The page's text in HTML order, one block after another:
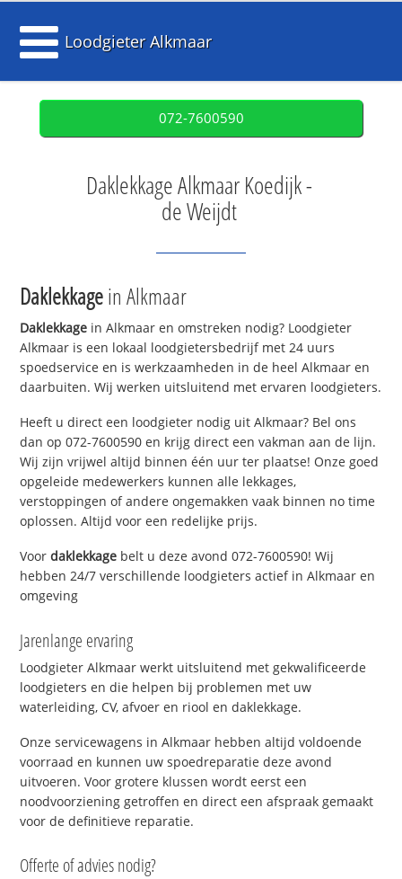
Loodgieter Alkmaar
072-7600590
Daklekkage Alkmaar Koedijk -
de Weijdt
Daklekkagein Alkmaar
Daklekkage in Alkmaar en omstreken nodig? Loodgieter
Alkmaar is een lokaal loodgietersbedrijf met 24 uurs
spoedservice en is werkzaamheden in de heel Alkmaar en
daarbuiten. Wij werken uitsluitend met ervaren loodgieters.
Heeft u direct een loodgieter nodig uit Alkmaar? Bel ons
dan op 072-7600590 en krijg direct een vakman aan de lijn.
Wij zijn vrijwel altijd binnen één uur ter plaatse! Onze goed
opgeleide medewerkers kunnen alle lekkages,
verstoppingen of andere ongemakken vaak binnen no time
oplossen. Altijd voor een redelijke prijs.
Voordaklekkage belt u deze avond 072-7600590! Wij
hebben 24/7 verschillende loodgieters actief in Alkmaar en
omgeving
Jarenlange ervaring
Loodgieter Alkmaar werkt uitsluitend met gekwalificeerde
loodgieters en die helpen bij problemen met uw
waterleiding, CV, afvoer en riool en daklekkage.
Onze servicewagens in Alkmaar hebben altijd voldoende
voorraad en kunnen uw spoedreparatie deze avond
uitvoeren. Voor grotere klussen wordt eerst een
noodvoorziening getroffen en direct een afspraak gemaakt
voor de definitieve reparatie.
Offerte of advies nodig?